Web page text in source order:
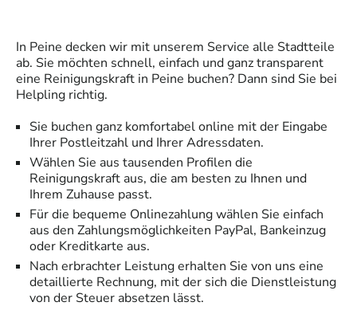
In Peine decken wir mit unserem Service alle Stadtteile
ab. Sie möchten schnell, einfach und ganz transparent
eine Reinigungskraft in Peine buchen? Dann sind Sie bei
Helpling richtig.
Sie buchen ganz komfortabel online mit der Eingabe
Ihrer Postleitzahl und Ihrer Adressdaten.
Wählen Sie aus tausenden Profilen die
Reinigungskraft aus, die am besten zu Ihnen und
Ihrem Zuhause passt.
Für die bequeme Onlinezahlung wählen Sie einfach
aus den Zahlungsmöglichkeiten PayPal, Bankeinzug
oder Kreditkarte aus.
Nach erbrachter Leistung erhalten Sie von uns eine
detaillierte Rechnung, mit der sich die Dienstleistung
von der Steuer absetzen lässt.